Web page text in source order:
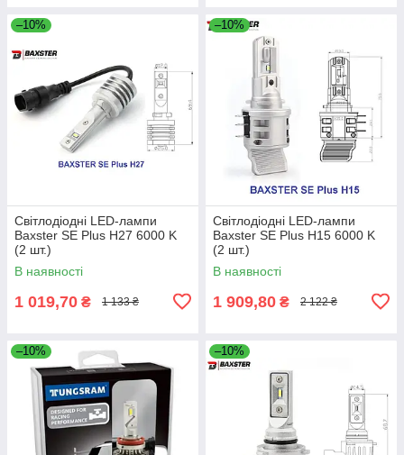
–10%
Світлодіодні LED-лампи
Baxster SE Plus H27 6000 K
(2 шт.)
В наявності
1 019,70 ₴ 1 133 ₴
–10%
Світлодіодні LED-лампи
Baxster SE Plus H15 6000 K
(2 шт.)
В наявності
1 909,80 ₴ 2 122 ₴
–10% –10%